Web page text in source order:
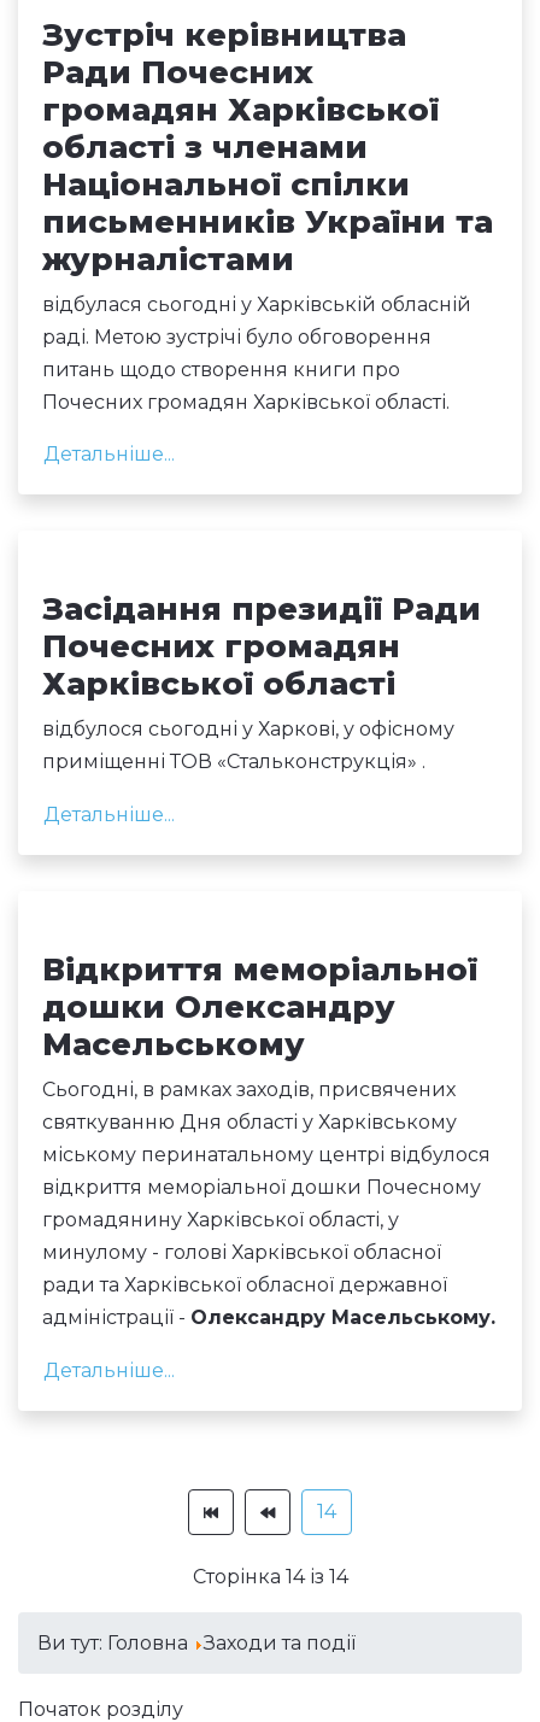
Зустріч керівництва
Ради Почесних
громадян Харківської
області з членами
Національної спілки
письменників України та
журналістами
відбулася сьогодні у Харківській обласній
раді. Метою зустрічі було обговорення
питань щодо створення книги про
Почесних громадян Харківської області.
Детальніше...
Засідання президії Ради
Почесних громадян
Харківської області
відбулося сьогодні у Харкові, у офісному
приміщенні ТОВ «Стальконструкція» .
Детальніше...
Відкриття меморіальної
дошки Олександру
Масельському
Сьогодні, в рамках заходів, присвячених
святкуванню Дня області у Харківському
міському перинатальному центрі відбулося
відкриття меморіальної дошки Почесному
громадянину Харківської області, у
минулому - голові Харківської обласної
ради та Харківської обласної державної
адміністрації - Олександру Масельському.
Детальніше...
14
Сторінка 14 із 14
Ви тут: Головна Заходи та події
Початок розділу